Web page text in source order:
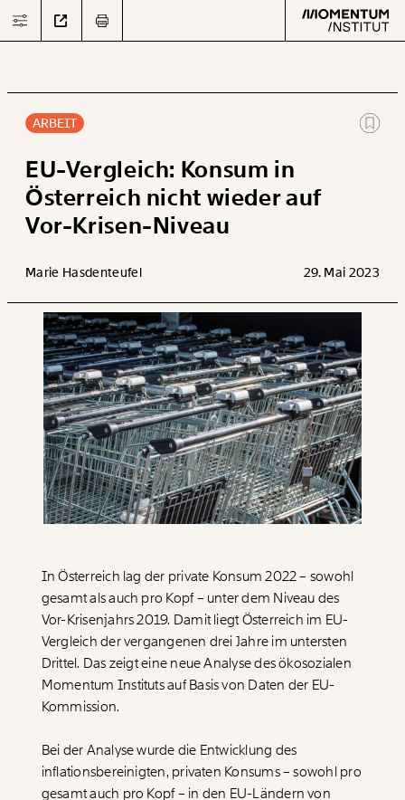
Arbeit
Verteilung
Klima
Datensätze
Paper der Woche
Projekte
Kürzungslandkarte
Erbschaftssteuer-Rechner
Koalitions-Kompass
Care-Rechner
Befristungs-Monitor
Pflegerechner
Parlagram
Über uns
Team
Jahresberichte
Pressebereich
Jobs & Fellowships
Text second
ARBEIT
EU-Vergleich: Konsum in
Österreich nicht wieder auf
Vor-Krisen-Niveau
Marie Hasdenteufel 29. Mai 2023
In Österreich lag der private Konsum 2022 – sowohl
gesamt als auch pro Kopf – unter dem Niveau des
Vor-Krisenjahrs 2019. Damit liegt Österreich im EU-
Vergleich der vergangenen drei Jahre im untersten
Drittel. Das zeigt eine neue Analyse des ökosozialen
Momentum Instituts auf Basis von Daten der EU-
Kommission.
Bei der Analyse wurde die Entwicklung des
inflationsbereinigten, privaten Konsums – sowohl pro
gesamt auch pro Kopf – in den EU-Ländern von